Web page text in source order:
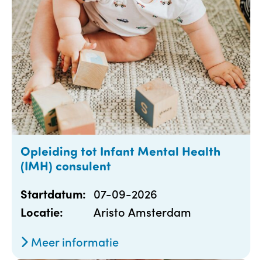
Opleiding tot Infant Mental Health
(IMH) consulent
Startdatum: 07-09-2026
Locatie:
Aristo Amsterdam
Meer informatie